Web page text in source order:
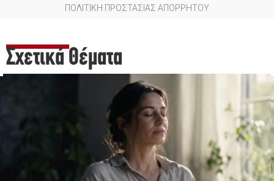
ΠΟΛΙΤΙΚΗ ΠΡΟΣΤΑΣΙΑΣ ΑΠΟΡΡΗΤΟΥ
Σχετικά Θέματα